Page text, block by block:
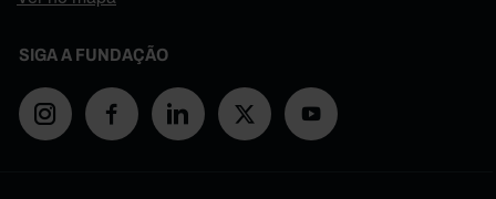
SIGA A FUNDAÇÃO